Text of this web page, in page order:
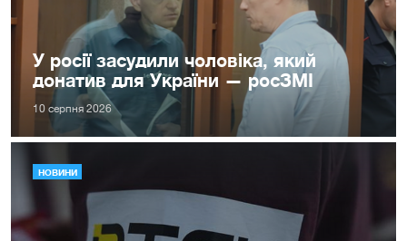
У росії засудили чоловіка, який
донатив для України — росЗМІ
10 серпня 2026
НОВИНИ